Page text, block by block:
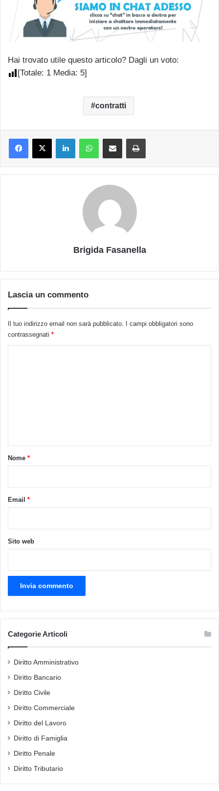
Hai trovato utile questo articolo? Dagli un voto:
[Totale: 1 Media: 5]
contratti
LinkedInWhatsAppCondividi via mail Stampa
Brigida Fasanella
Lascia un commento
Il tuo indirizzo email non sarà pubblicato.
I campi obbligatori sono
contrassegnati *
oNome *
Email *
Sito web
Categorie Articoli
Diritto Amministrativo
Diritto Bancario
Diritto Civile
Diritto Commerciale
Diritto del Lavoro
Diritto di Famiglia
Diritto Penale
Diritto Tributario